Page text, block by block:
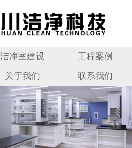
洁净室建设
工程案例
关于我们 联系我们